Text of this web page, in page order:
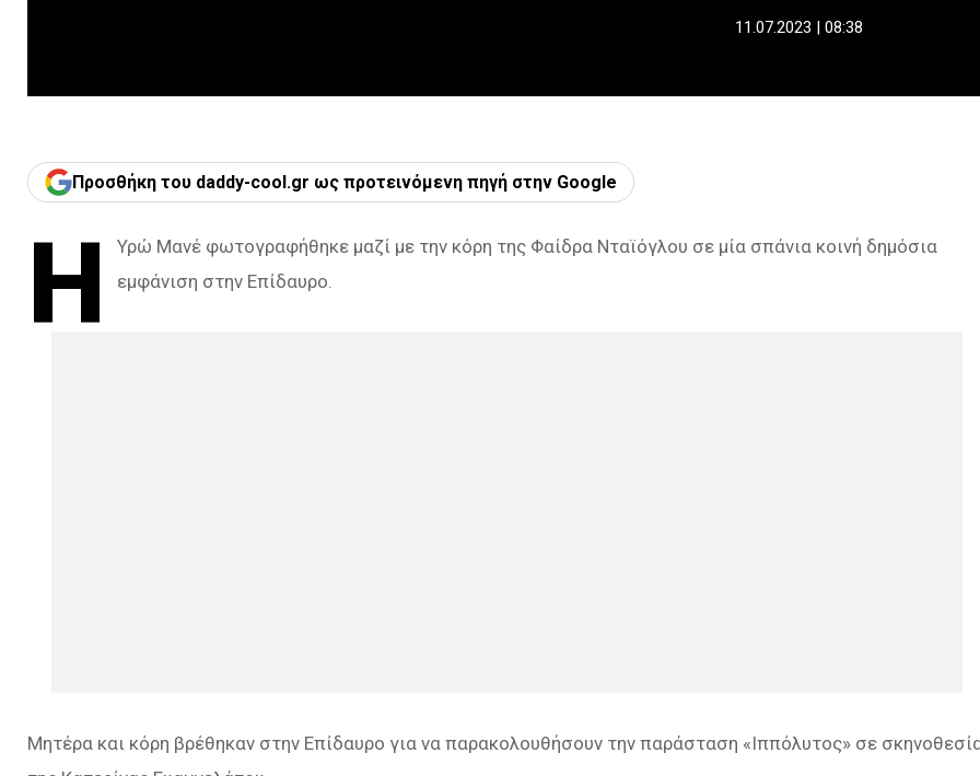
11.07.2023 | 08:38
Προσθήκη του daddy-cool.gr ως προτεινόμενη πηγή στην Google
Η
Υρώ Μανέ φωτογραφήθηκε μαζί με την κόρη της Φαίδρα Νταϊόγλου σε μία σπάνια κοινή δημόσια
εμφάνιση στην Επίδαυρο.
Μητέρα και κόρη βρέθηκαν στην Επίδαυρο για να παρακολουθήσουν την παράσταση «Ιππόλυτος» σε